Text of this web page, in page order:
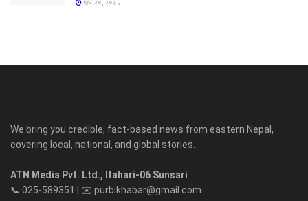
माघ २०, २०८२
We bring you credible, fact-based news from eastern Nepal,
covering local, national, and global stories.
ATN Media Pvt. Ltd., Itahari-06 Sunsari
📞 025-589351 | ✉️ purbikhabar@gmail.com